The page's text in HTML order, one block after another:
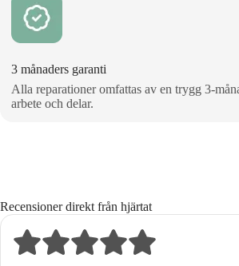
3 månaders garanti
Alla reparationer omfattas av en trygg
arbete och delar.
Recensioner direkt från hjärtat